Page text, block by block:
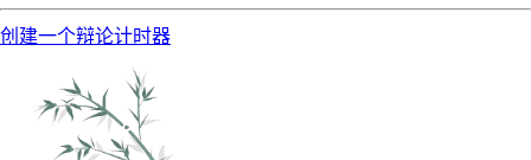
创建一个辩论计时器